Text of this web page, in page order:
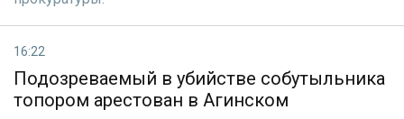
16:22
Подозреваемый в убийстве собутыльника
топором арестован в Агинском